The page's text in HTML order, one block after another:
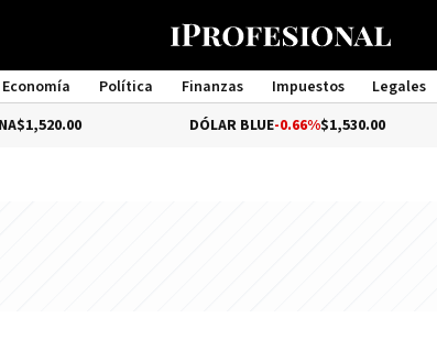
Economía Política Finanzas Impuestos Legales
Management
-0.66%$1,530.00